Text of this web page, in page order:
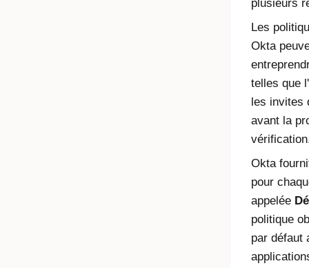
plusieurs
Les
Okta
telles que
les invites
avant la
Okta
pour
appelée
politique
par défaut